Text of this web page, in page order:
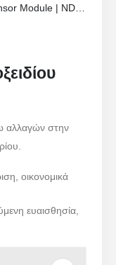
αλλαγών στην
οικονομικά
ευαισθησία,